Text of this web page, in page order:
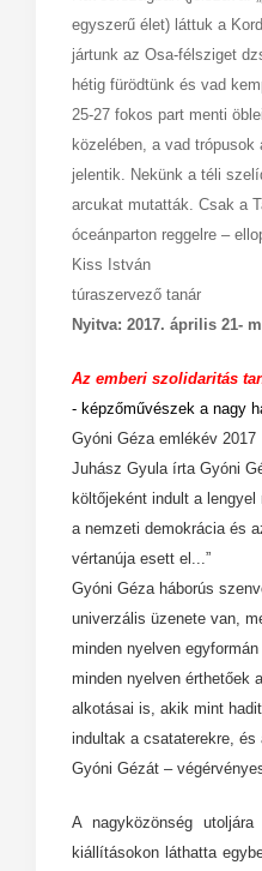
egyszerű élet) láttuk a
jártunk az Osa-félsziget
hétig fürödtünk és vad
25-27 fokos part menti
közelében, a vad
jelentik. Nekünk a téli
arcukat mutatták. Csak a
óceánparton reggelre –
Kiss István
túraszervező tanár
Nyitva: 2017. április 21-
Az emberi szolidaritás
- képzőművészek a nagy
Gyóni Géza emlékév 2017
Juhász Gyula írta Gyóni
költőjeként indult a
a nemzeti demokrácia és
vértanúja esett el...”
Gyóni Géza háborús
univerzális üzenete van,
minden nyelven
minden nyelven érthetőek
alkotásai is, akik mint
indultak a csataterekre,
Gyóni Gézát –
A nagyközönség
kiállításokon láthatta